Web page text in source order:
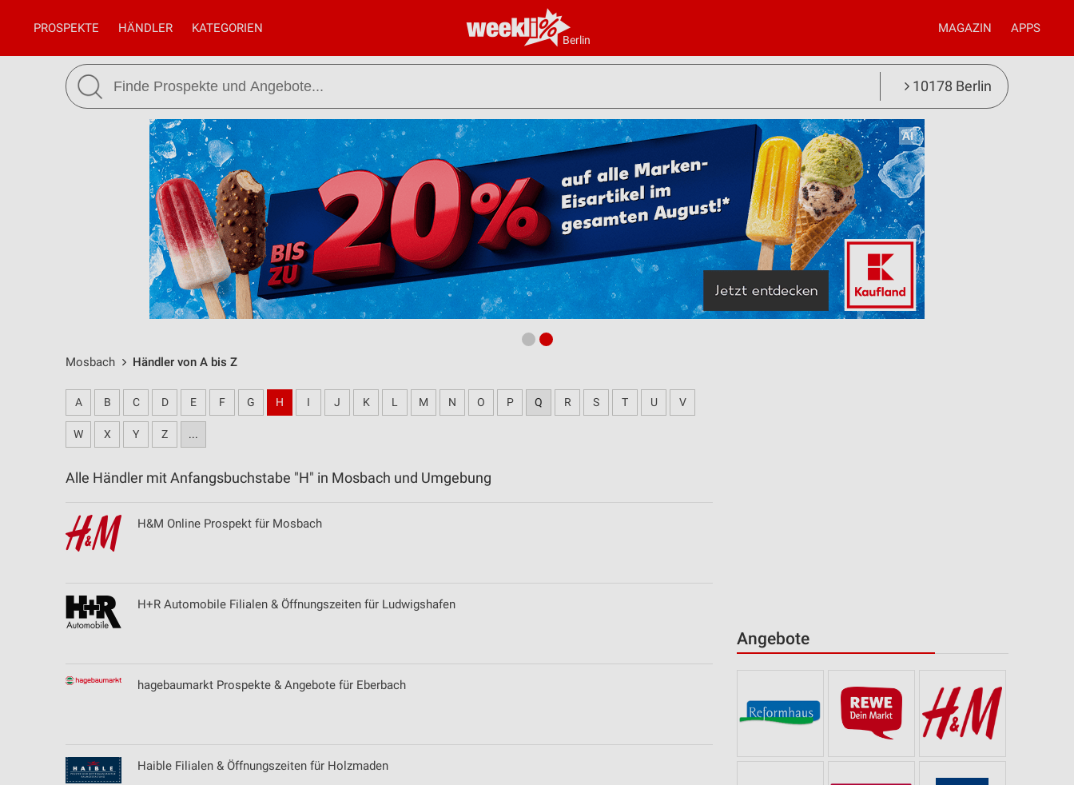
Berlin
PROSPEKTE HÄNDLER KATEGORIEN MAGAZIN APPS
10178 Berlin
Mosbach Händler von A bis Z
Angebote
A B C D E F G H I J K L M N O P Q R S T U V
W X Y Z ...
Alle Händler mit Anfangsbuchstabe "H" in Mosbach und Umgebung
H&M Online Prospekt für Mosbach
H+R Automobile Filialen & Öffnungszeiten für Ludwigshafen
hagebaumarkt Prospekte & Angebote für Eberbach
Haible Filialen & Öffnungszeiten für Holzmaden